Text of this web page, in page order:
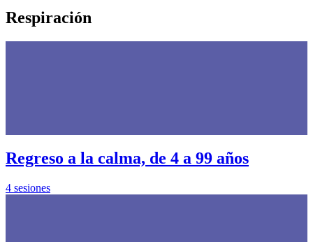
Respiración
Regreso a la calma, de 4 a 99 años
4 sesiones